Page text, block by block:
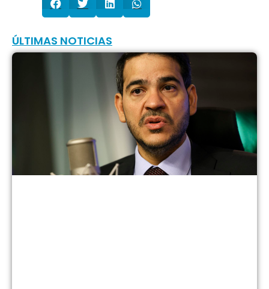
ÚLTIMAS NOTICIAS